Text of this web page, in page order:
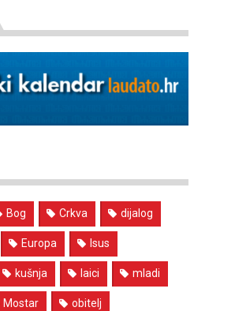
Bog Crkva dijalog
Europa Isus
kušnja laici mladi
Mostar obitelj